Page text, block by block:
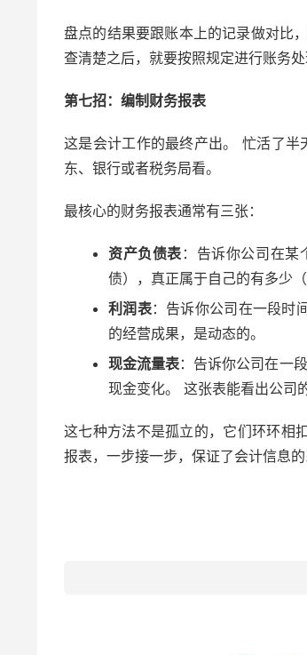
盘点的结果要跟账本上的记录做对比
查清楚之后，就要按照规定进行账务
第七招：编制财务报表
这是会计工作的最终产出。 忙活了
东、银行或者税务局看。
最核心的财务报表通常有三张：
资产负债表：告诉你公司在
债），真正属于自己的有多少
利润表：告诉你公司在一段时
的经营成果，是动态的。
现金流量表：告诉你公司在一
现金变化。 这张表能看出公司
这七种方法不是孤立的，它们环环相
报表，一步接一步，保证了会计信息的